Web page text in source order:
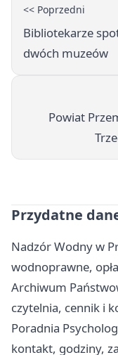
<< Poprzedni
Bibliotekarze
dwóch muzeów
Powiat
Przydatne
Nadzór Wodny w
wodnoprawne,
Archiwum
czytelnia, cennik i
Poradnia
kontakt, godziny,